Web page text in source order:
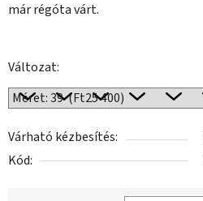
már régóta várt.
Változat:
Várható kézbesítés:
Kód: